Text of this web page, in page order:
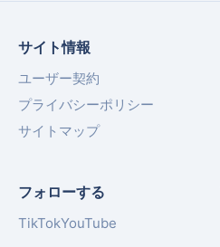
サイト情報
ユーザー契約
プライバシーポリシー
サイトマップ
フォローする
TikTokYouTube